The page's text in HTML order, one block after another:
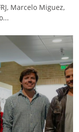
Marcelo Miguez,